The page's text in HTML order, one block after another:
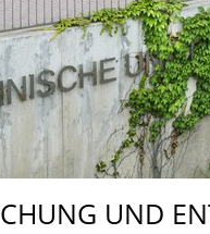
UND